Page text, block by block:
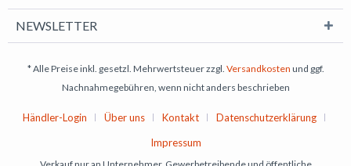
NEWSLETTER
* Alle Preise inkl. gesetzl. Mehrwertsteuer zzgl. Versandkosten und ggf.
Nachnahmegebühren, wenn nicht anders beschrieben
Händler-Login Über uns Kontakt
Datenschutzerklärung
Impressum